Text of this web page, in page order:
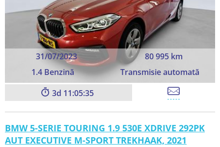
31/07/2023
80 995 km
1.4 Benzină
Transmisie automată
3 11:05:33
BMW 5-SERIE TOURING 1.9 530E XDRIVE 292PK
AUT EXECUTIVE M-SPORT TREKHAAK, 2021